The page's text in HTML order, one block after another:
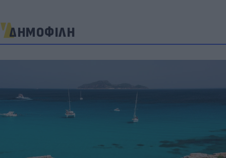
ΔΗΜΟΦΙΛΗ